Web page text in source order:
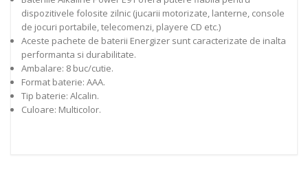
dispozitivele folosite zilnic (jucarii motorizate, lanterne, console
de jocuri portabile, telecomenzi, playere CD etc.)
Aceste pachete de baterii Energizer sunt caracterizate de inalta
performanta si durabilitate.
Ambalare: 8 buc/cutie.
Format baterie: AAA.
Tip baterie: Alcalin.
Culoare: Multicolor.